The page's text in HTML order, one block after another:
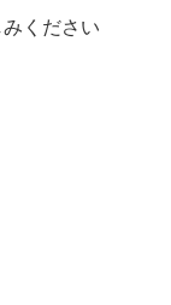
ください